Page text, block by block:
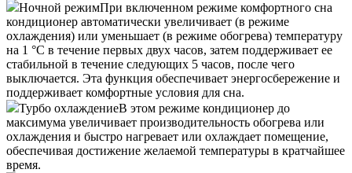
Ночной режимПри включенном режиме комфортного сна
кондиционер автоматически увеличивает (в режиме
охлаждения) или уменьшает (в режиме обогрева) температуру
на 1 °С в течение первых двух часов, затем поддерживает ее
стабильной в течение следующих 5 часов, после чего
выключается. Эта функция обеспечивает энергосбережение и
поддерживает комфортные условия для сна.
Турбо охлаждениеВ этом режиме кондиционер до
максимума увеличивает производительность обогрева или
охлаждения и быстро нагревает или охлаждает помещение,
обеспечивая достижение желаемой температуры в кратчайшее
время.